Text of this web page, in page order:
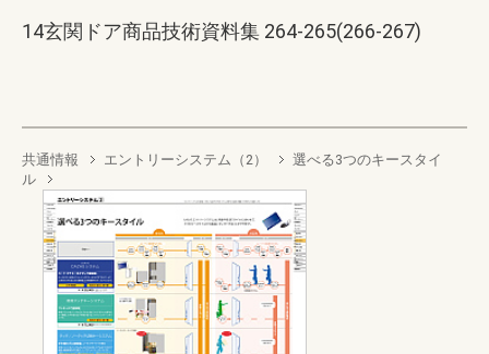
14玄関ドア商品技術資料集 264-265(266-267)
共通情報 エントリーシステム（2）
選べる3つのキースタイ
ル